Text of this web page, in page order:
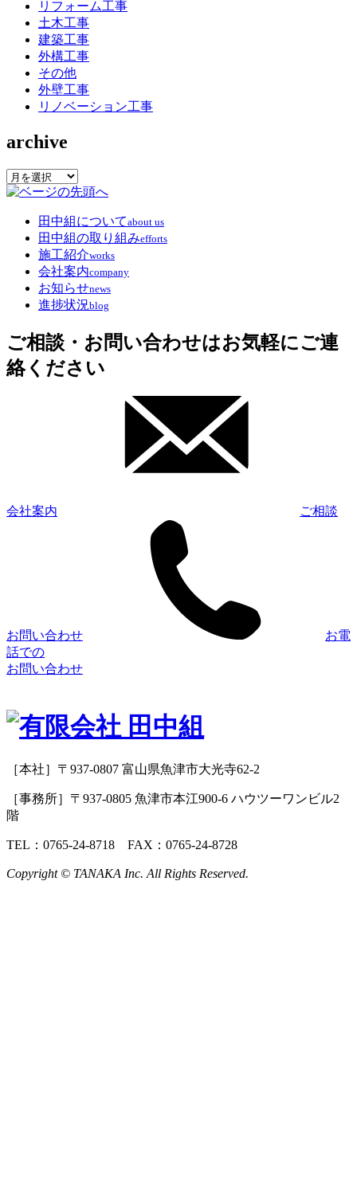
リフォーム工事
土木工事
建築工事
外構工事
その他
外壁工事
リノベーション工事
archive
archive
田中組についてabout us
田中組の取り組みefforts
施工紹介works
会社案内company
お知らせnews
進捗状況blog
ご相談・お問い合わせはお気軽にご連
絡ください
会社案内 ご相談
お問い合わせ
お電
話での
お問い合わせ
［本社］〒937-0807 富山県魚津市大光寺62-2
［事務所］〒937-0805 魚津市本江900-6 ハウツーワンビル2
階
TEL：0765-24-8718 FAX：0765-24-8728
Copyright © TANAKA Inc. All Rights Reserved.